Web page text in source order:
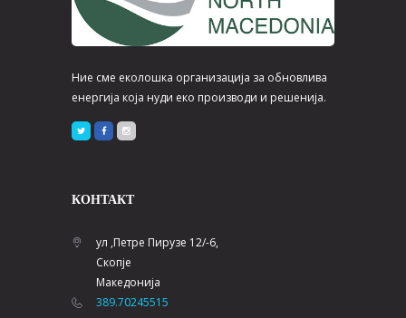
Ние сме еколошка организација за обновлива
енергија која нуди еко производи и решенија.
КОНТАКТ
ул ,Петре Пирузе 12/-6,
Скопје
Македонија
389.70245515